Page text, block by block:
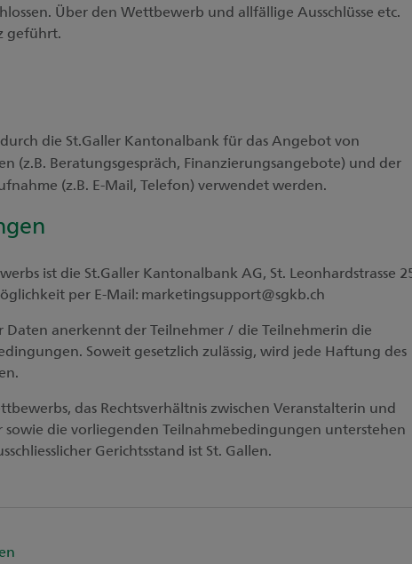
Über den Wettbewerb und allfällige Ausschlüsse etc.
geführt.
die St.Galler Kantonalbank für das Angebot von
(z.B. Beratungsgespräch, Finanzierungsangebote) und der
(z.B. E-Mail, Telefon) verwendet werden.
ist die St.Galler Kantonalbank AG, St. Leonhardstrasse
per E-Mail: marketingsupport@sgkb.ch
Daten anerkennt der Teilnehmer / die Teilnehmerin die
Soweit gesetzlich zulässig, wird jede Haftung des
das Rechtsverhältnis zwischen Veranstalterin und
sowie die vorliegenden Teilnahmebedingungen unterstehen
Gerichtsstand ist St. Gallen.